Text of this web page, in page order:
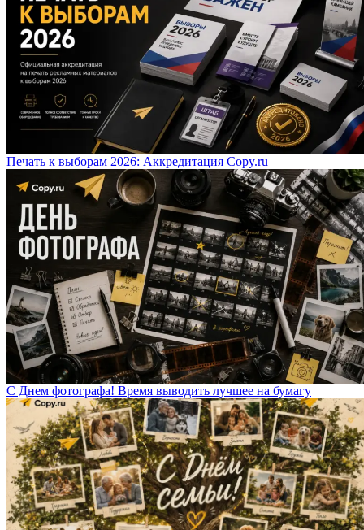
Печать к выборам 2026: Аккредитация Copy.ru
С Днем фотографа! Время выводить лучшее на бумагу